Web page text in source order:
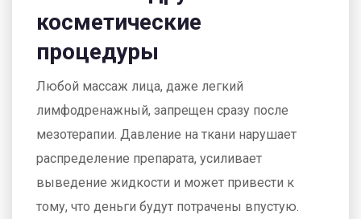
косметические
процедуры
Любой массаж лица, даже легкий
лимфодренажный, запрещен сразу после
мезотерапии. Давление на ткани нарушает
распределение препарата, усиливает
выведение жидкости и может привести к
тому, что деньги будут потрачены впустую.